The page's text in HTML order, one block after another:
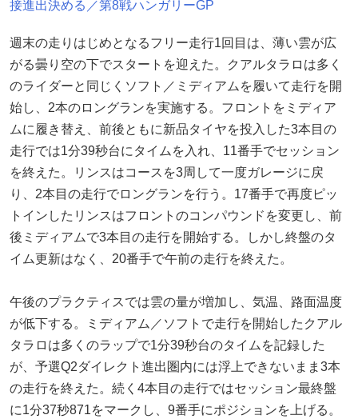
接進出決める／第8戦ハンガリーGP
週末の走りはじめとなるフリー走行1回目は、薄い雲が広
がる曇り空の下でスタートを迎えた。クアルタラロは多く
のライダーと同じくソフト／ミディアムを履いて走行を開
始し、2本のロングランを実施する。フロントをミディア
ムに履き替え、前後ともに新品タイヤを投入した3本目の
走行では1分39秒台にタイムを入れ、11番手でセッション
を終えた。リンスはコースを3周して一度ガレージに戻
り、2本目の走行でロングランを行う。17番手で再度ピッ
トインしたリンスはフロントのコンパウンドを変更し、前
後ミディアムで3本目の走行を開始する。しかし終盤のタ
イム更新はなく、20番手で午前の走行を終えた。
午後のプラクティスでは雲の量が増加し、気温、路面温度
が低下する。ミディアム／ソフトで走行を開始したクアル
タラロは多くのラップで1分39秒台のタイムを記録した
が、予選Q2ダイレクト進出圏内には浮上できないまま3本
の走行を終えた。続く4本目の走行ではセッション最終盤
に1分37秒871をマークし、9番手にポジションを上げる。